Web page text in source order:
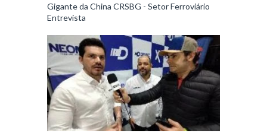
Gigante da China CRSBG - Setor Ferroviário
Entrevista